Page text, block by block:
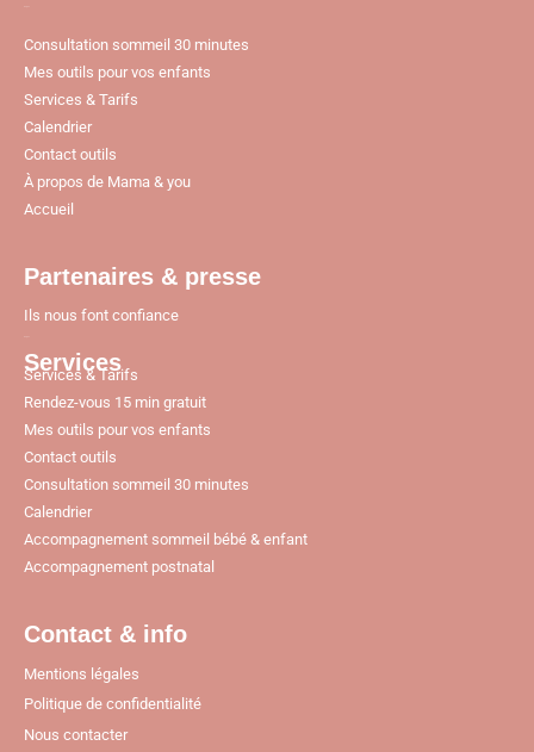
Consultation sommeil 30 minutes
Mes outils pour vos enfants
Services & Tarifs
Calendrier
Contact outils
À propos de Mama & you
Accueil
Partenaires & presse
Ils nous font confiance
Services
Services & Tarifs
Rendez-vous 15 min gratuit
Mes outils pour vos enfants
Contact outils
Consultation sommeil 30 minutes
Calendrier
Accompagnement sommeil bébé & enfant
Accompagnement postnatal
Contact & info
Mentions légales
Politique de confidentialité
Nous contacter